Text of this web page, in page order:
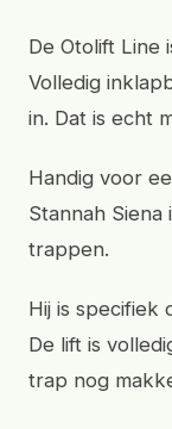
De Otolift Line
Volledig
in. Dat is echt
Handig voor
Stannah
trappen.
Hij is specifiek
De lift is
trap nog